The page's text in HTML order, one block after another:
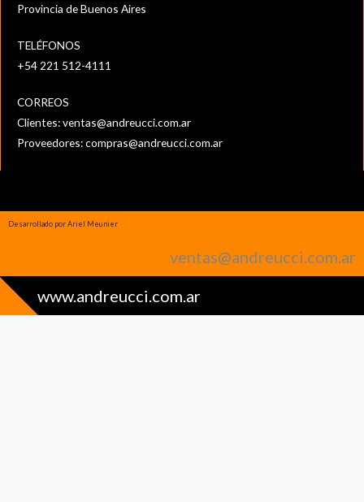
Provincia de Buenos Aires
TELÉFONOS
+54 221 512-4111‬
CORREOS
Clientes:ventas@andreucci.com.ar
Proveedores:compras@andreucci.com.ar
Desarrollado por Ariel Meunier
ventas@andreucci.com.ar
www.andreucci.com.ar